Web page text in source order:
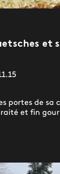
et
portes de sa
et fin